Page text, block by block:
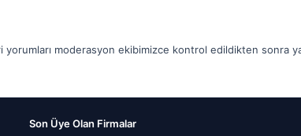
moderasyon ekibimizce kontrol edildikten sonra
Son Üye Olan Firmalar